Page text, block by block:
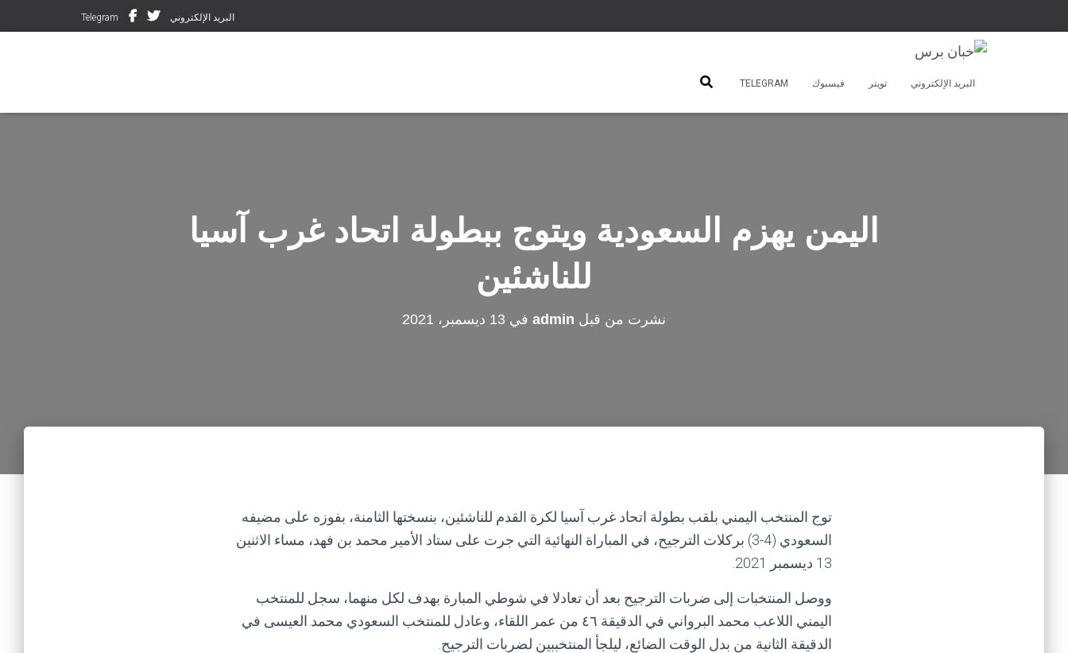
البريد الإلكتروني Telegram
البريد الإلكتروني تويتر فيسبوك TELEGRAM
اليمن يهزم السعودية ويتوج ببطولة اتحاد غرب آسيا
للناشئين
نشرت من قبل admin في 13 ديسمبر، 2021
توج المنتخب اليمني بلقب بطولة اتحاد غرب آسيا لكرة القدم للناشئين، بنسختها الثامنة، بفوزه على مضيفه
السعودي (4-3) بركلات الترجيح، في المباراة النهائية التي جرت على ستاد الأمير محمد بن فهد، مساء الاثنين
13 ديسمبر 2021.
ووصل المنتخبات إلى ضربات الترجيح بعد أن تعادلا في شوطي المبارة بهدف لكل منهما، سجل للمنتخب
اليمني اللاعب محمد البرواني في الدقيقة ٤٦ من عمر اللقاء، وعادل للمنتخب السعودي محمد العيسى في
الدقيقة الثانية من بدل الوقت الضائع، ليلجأ المنتخببين لضربات الترجيح.